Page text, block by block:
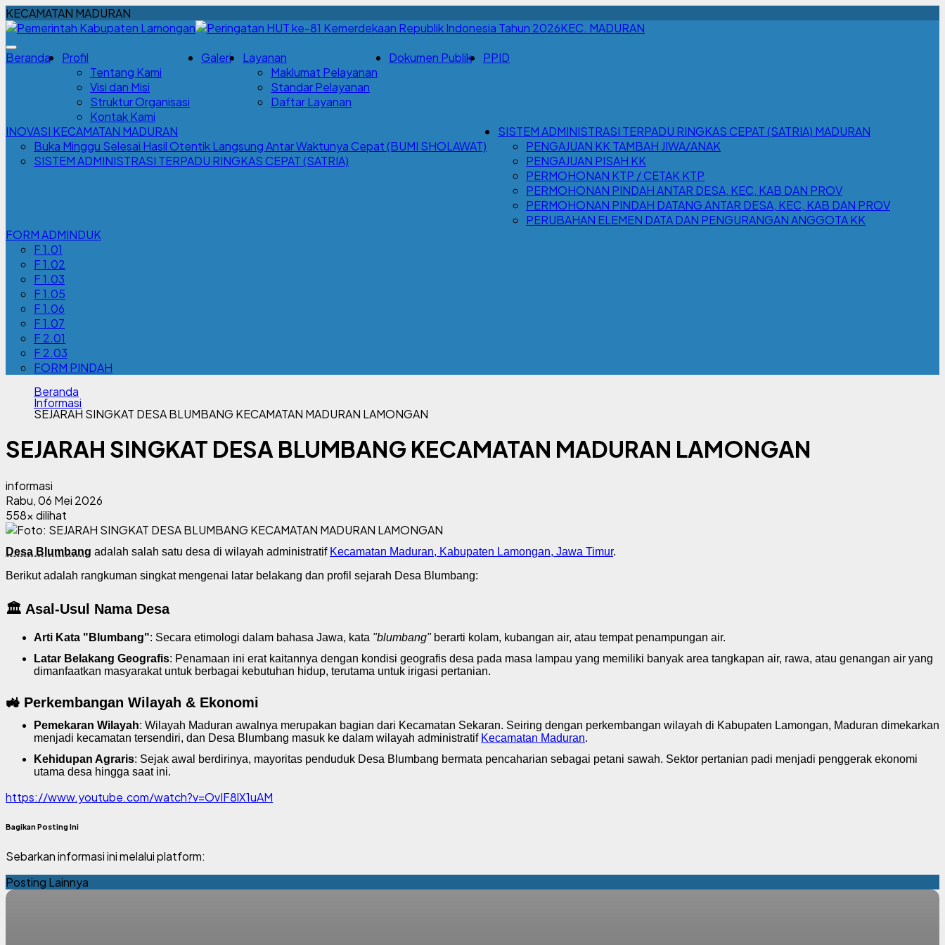
KECAMATAN MADURAN
KEC. MADURAN
Beranda
Profil
Tentang Kami
Visi dan Misi
Struktur Organisasi
Kontak Kami
Galeri
Layanan
Maklumat Pelayanan
Standar Pelayanan
Daftar Layanan
Dokumen Publik PPID
INOVASI KECAMATAN MADURAN
Buka Minggu Selesai Hasil Otentik Langsung Antar Waktunya Cepat (BUMI SHOLAWAT)
SISTEM ADMINISTRASI TERPADU RINGKAS CEPAT (SATRIA)
SISTEM ADMINISTRASI TERPADU RINGKAS CEPAT (SATRIA) MADURAN
PENGAJUAN KK TAMBAH JIWA/ANAK
PENGAJUAN PISAH KK
PERMOHONAN KTP / CETAK KTP
PERMOHONAN PINDAH ANTAR DESA, KEC, KAB DAN PROV
PERMOHONAN PINDAH DATANG ANTAR DESA, KEC, KAB DAN PROV
PERUBAHAN ELEMEN DATA DAN PENGURANGAN ANGGOTA KK
FORM ADMINDUK
F 1.01
F 1.02
F 1.03
F 1.05
F 1.06
F 1.07
F 2.01
F 2.03
FORM PINDAH
Beranda
Informasi
SEJARAH SINGKAT DESA BLUMBANG KECAMATAN MADURAN LAMONGAN
SEJARAH SINGKAT DESA BLUMBANG KECAMATAN MADURAN LAMONGAN
informasi
Rabu, 06 Mei 2026
558x dilihat
Desa Blumbang adalah salah satu desa di wilayah administratif Kecamatan Maduran, Kabupaten Lamongan, Jawa Timur.
Berikut adalah rangkuman singkat mengenai latar belakang dan profil sejarah Desa Blumbang:
🏛️ Asal-Usul Nama Desa
Arti Kata "Blumbang": Secara etimologi dalam bahasa Jawa, kata "blumbang"berarti kolam, kubangan air, atau tempat penampungan air.
Latar Belakang Geografis: Penamaan ini erat kaitannya dengan kondisi geografis desa pada masa lampau yang memiliki banyak area tangkapan air, rawa, atau genangan air yang
dimanfaatkan masyarakat untuk berbagai kebutuhan hidup, terutama untuk irigasi pertanian.
🚜 Perkembangan Wilayah & Ekonomi
Pemekaran Wilayah: Wilayah Maduran awalnya merupakan bagian dari Kecamatan Sekaran. Seiring dengan perkembangan wilayah di Kabupaten Lamongan, Maduran dimekarkan
menjadi kecamatan tersendiri, dan Desa Blumbang masuk ke dalam wilayah administratif Kecamatan Maduran.
Kehidupan Agraris: Sejak awal berdirinya, mayoritas penduduk Desa Blumbang bermata pencaharian sebagai petani sawah. Sektor pertanian padi menjadi penggerak ekonomi
utama desa hingga saat ini.
https://www.youtube.com/watch?v=OvIF8lX1uAM
Bagikan Posting Ini
Sebarkan informasi ini melalui platform:
Posting Lainnya